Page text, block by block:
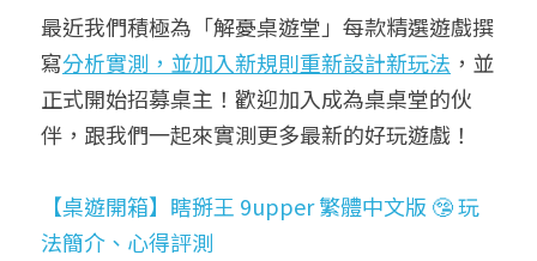
最近我們積極為「解憂桌遊堂」每款精選遊戲撰
寫分析實測，並加入新規則重新設計新玩法 ，並
正式開始招募桌主！歡迎加入成為桌桌堂的伙
伴，跟我們一起來實測更多最新的好玩遊戲！
【桌遊開箱】瞎掰王 9upper 繁體中文版 🤥 玩
法簡介、心得評測